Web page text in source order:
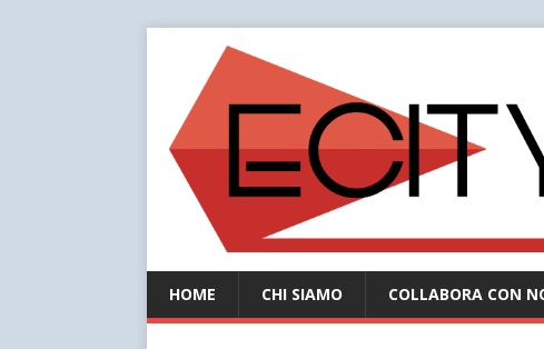
HOME CHI SIAMO COLLABORA CON